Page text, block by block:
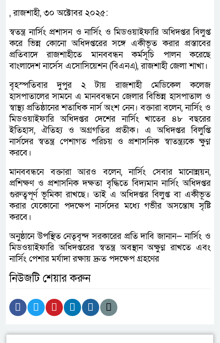
, রাজশাহী, ৩০ অক্টোবর ২০২৫:
স্বতন্ত্র নার্সিং প্রশাসন ও নার্সিং ও মিডওয়াইফারি অধিদপ্তর বিলুপ্ত
করে ভিন্ন কোনো অধিদপ্তরের সঙ্গে একীভূত করার প্রস্তাবের
প্রতিবাদে রাজশাহীতে মানববন্ধন কর্মসূচি পালন করেছে
বাংলাদেশ নার্সেস এসোসিয়েশন (বিএনএ), রাজশাহী জেলা শাখা।
বৃহস্পতিবার দুপুর ২ টায় রাজশাহী মেডিকেল কলেজ
হাসপাতালের সামনে এ মানববন্ধনে জেলার বিভিন্ন হাসপাতাল ও
স্বাস্থ্য প্রতিষ্ঠানের শতাধিক নার্স অংশ নেন। বক্তারা বলেন, নার্সিং ও
মিডওয়াইফারি অধিদপ্তর দেশের নার্সিং খাতের ৪৮ বছরের
ইতিহাস, ঐতিহ্য ও অগ্রগতির প্রতীক। এ অধিদপ্তর বিলুপ্তি
নার্সদের স্বতন্ত্র পেশাগত পরিচয় ও প্রশাসনিক স্বাতন্ত্র্যকে ক্ষুণ্ন
করবে।
মানববন্ধনে বক্তারা আরও বলেন, নার্সিং সেবার মানোন্নয়ন,
প্রশিক্ষণ ও প্রশাসনিক দক্ষতা বৃদ্ধিতে বিদ্যমান নার্সিং অধিদপ্তর
গুরুত্বপূর্ণ ভূমিকা রাখছে। তাই এ অধিদপ্তর বিলুপ্ত বা একীভূত
করার যেকোনো পদক্ষেপ নার্সদের মধ্যে গভীর অসন্তোষ সৃষ্টি
করবে।
অনুষ্ঠানে উপস্থিত নেতৃবৃন্দ সরকারের প্রতি দাবি জানান— নার্সিং ও
মিডওয়াইফারি অধিদপ্তরের স্বতন্ত্র অবস্থান অক্ষুণ্ণ রাখতে এবং
নার্সিং পেশার মর্যাদা রক্ষায় দ্রুত পদক্ষেপ গ্রহণের
নিউজটি শেয়ার করুন